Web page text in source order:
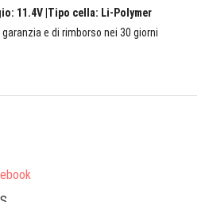
11.4V |Tipo cella: Li-Polymer
e di rimborso nei 30 giorni